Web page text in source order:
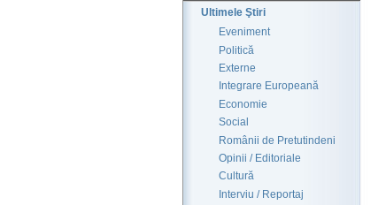
Ultimele Ştiri
Eveniment
Politică
Externe
Integrare Europeană
Economie
Social
Românii de Pretutindeni
Opinii / Editoriale
Cultură
Interviu / Reportaj